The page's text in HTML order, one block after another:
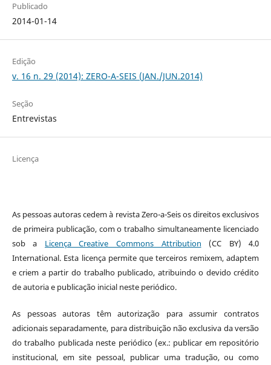
Publicado
2014-01-14
Edição
v. 16 n. 29 (2014): ZERO-A-SEIS (JAN./JUN.2014)
Seção
Entrevistas
Licença
As pessoas autoras cedem à revista Zero-a-Seis os direitos exclusivos
de primeira publicação, com o trabalho simultaneamente licenciado
sob a Licença Creative Commons Attribution (CC BY) 4.0
International. Esta licença permite que terceiros remixem, adaptem
e criem a partir do trabalho publicado, atribuindo o devido crédito
de autoria e publicação inicial neste periódico.
As pessoas autoras têm autorização para assumir contratos
adicionais separadamente, para distribuição não exclusiva da versão
do trabalho publicada neste periódico (ex.: publicar em repositório
institucional, em site pessoal, publicar uma tradução, ou como